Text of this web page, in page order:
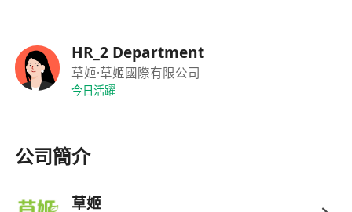
HR_2 Department
草姬·草姬國際有限公司
今日活躍
公司簡介
草姬